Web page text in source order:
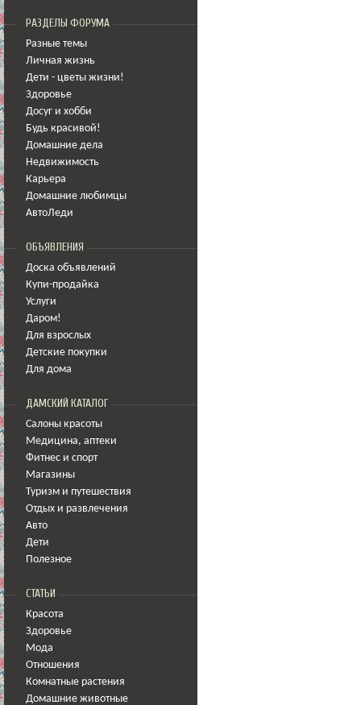
РАЗДЕЛЫ ФОРУМА
Разные темы
Личная жизнь
Дети - цветы жизни!
Здоровье
Досуг и хобби
Будь красивой!
Домашние дела
Недвижимость
Карьера
Домашние любимцы
АвтоЛеди
ОБЪЯВЛЕНИЯ
Доска объявлений
Купи-продайка
Услуги
Даром!
Для взрослых
Детские покупки
Для дома
ДАМСКИЙ КАТАЛОГ
Салоны красоты
Медицина, аптеки
Фитнес и спорт
Магазины
Туризм и путешествия
Отдых и развлечения
Авто
Дети
Полезное
СТАТЬИ
Красота
Здоровье
Мода
Отношения
Комнатные растения
Домашние животные